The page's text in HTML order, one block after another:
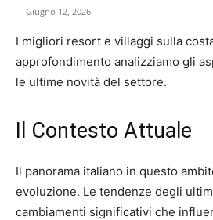
- Giugno 12, 2026
I migliori resort e villaggi sulla
approfondimento analizziamo gli
le ultime novità del settore.
Il Contesto Attuale
Il panorama italiano in questo
evoluzione. Le tendenze degli
cambiamenti significativi che